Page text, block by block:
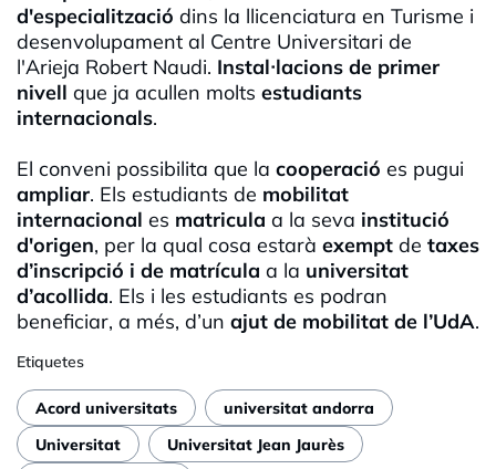
d'especialització dins la llicenciatura en Turisme i
desenvolupament al Centre Universitari de
l'Arieja Robert Naudi. Instal·lacions de primer
nivell que ja acullen molts estudiants
internacionals.
El conveni possibilita que la cooperació es pugui
ampliar. Els estudiants de mobilitat
internacional es matricula a la seva institució
d'origen, per la qual cosa estarà exempt de taxes
d’inscripció i de matrícula a la universitat
d’acollida. Els i les estudiants es podran
beneficiar, a més, d’un ajut de mobilitat de l’UdA.
Etiquetes
Acord universitats
universitat andorra
Universitat
Universitat Jean Jaurès